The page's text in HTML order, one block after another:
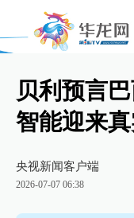
贝利预言
智能迎来
央视新闻客户端
2026-07-07 06:38